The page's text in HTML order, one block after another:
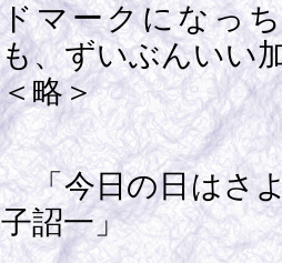
ドマークになっ
も、ずいぶんいい
＜略＞
「今日の日はさ
子詔一」